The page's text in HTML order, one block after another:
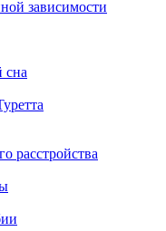
зависимости
сна
расстройства